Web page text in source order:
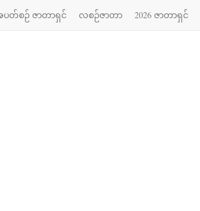
တ်စဉ် ဇာတာရှင် လစဉ်ဇာတာ 2026 ဇာတာရှင်